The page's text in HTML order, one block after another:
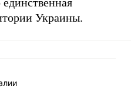
Украины.